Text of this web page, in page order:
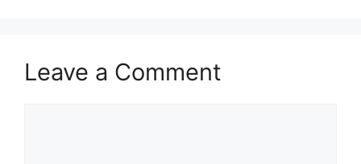
Leave a Comment